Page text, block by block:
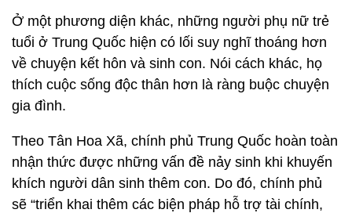
Ở một phương diện khác, những người phụ nữ trẻ
tuổi ở Trung Quốc hiện có lối suy nghĩ thoáng hơn
về chuyện kết hôn và sinh con. Nói cách khác, họ
thích cuộc sống độc thân hơn là ràng buộc chuyện
gia đình.
Theo Tân Hoa Xã, chính phủ Trung Quốc hoàn toàn
nhận thức được những vấn đề nảy sinh khi khuyến
khích người dân sinh thêm con. Do đó, chính phủ
sẽ “triển khai thêm các biện pháp hỗ trợ tài chính,